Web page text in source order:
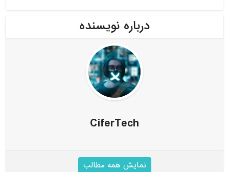
درباره نویسنده
CiferTech
نمایش همه مطالب